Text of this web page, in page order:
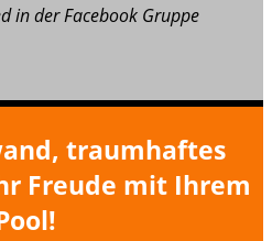
in der Facebook Gruppe
traumhaftes
Freude mit Ihrem